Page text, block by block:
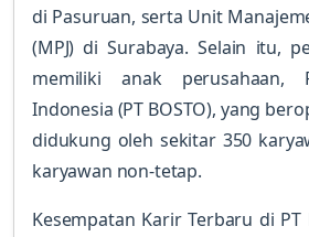
di Pasuruan, serta Unit
(MPJ) di Surabaya. Selain itu,
memiliki anak perusahaan,
Indonesia (PT BOSTO), yang
didukung oleh sekitar 350
karyawan non-tetap.
Kesempatan Karir Terbaru di